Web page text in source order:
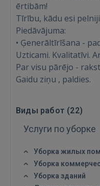
ērtibām!
Tīrību, kādu esi
Piedāvājuma:
• Ģenerāltīrīšana -
Uzticami. Kvalitatīvi.
Par visu pārējo -
Gaidu ziņu , paldies.
Виды работ (22)
Услуги по уборке
Уборка жилых
Уборка
Уборка зданий